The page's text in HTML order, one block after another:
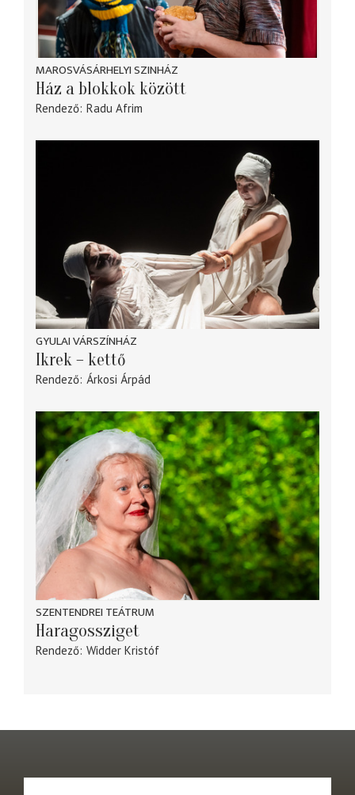
MAROSVÁSÁRHELYI SZINHÁZ
Ház a blokkok között
Rendező Radu Afrim
GYULAI VÁRSZÍNHÁZ
Ikrek – kettő
Rendező Árkosi Árpád
SZENTENDREI TEÁTRUM
Haragossziget
Rendező Widder Kristóf